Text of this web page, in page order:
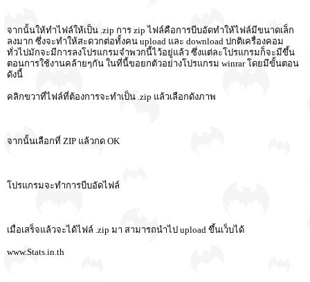
จากนั้นให้ทำไฟล์ให้เป็น .zip การ zip ไฟล์คือการบีบอัดทำให้ไฟล์มีขนาดเล็ก
ลงมาก ซึ่งจะทำให้สะดวกต่อทั้งคน upload และ download ปกติเครื่องคอม
ทั่วไปมักจะมีการลงโปรแกรมจำพวกนี้ไว้อยู่แล้ว ซึ่งแต่ละโปรแกรมก็จะมีขึ้น
ตอนการใช้งานคล้ายๆกัน ในที่นี้ขอยกตัวอย่างโปรแกรม winrar โดยมีขั้นตอน
ดังนี้
คลิกขวาที่ไฟล์ที่ต้องการจะทำเป็น .zip แล้วเลือกดังภาพ
จากนั้นเลือกที่ ZIP แล้วกด OK
โปรแกรมจะทำการบีบอัดไฟล์
เมื่อเสร็จแล้วจะได้ไฟล์ .zip มา สามารถนำไป upload ขึ้นเว็บได้
www.Stats.in.th